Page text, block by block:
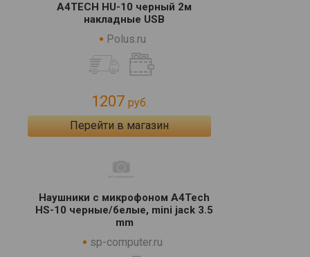
A4TECH HU-10 черный 2м
накладные USB
Polus.ru
1207 руб.
Перейти в магазин
Наушники с микрофоном A4Tech
HS-10 черные/белые, mini jack 3.5
mm
sp-computer.ru